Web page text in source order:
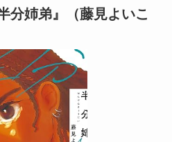
分姉弟』（藤見よいこ